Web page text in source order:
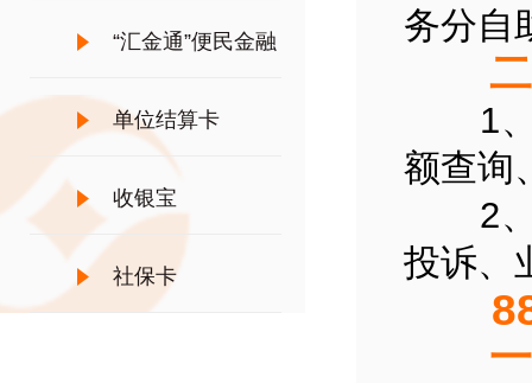
“汇金通”便民金融
服务
单位结算卡
收银宝
社保卡
务分自
二
1、
额查询
2、
投诉、
一